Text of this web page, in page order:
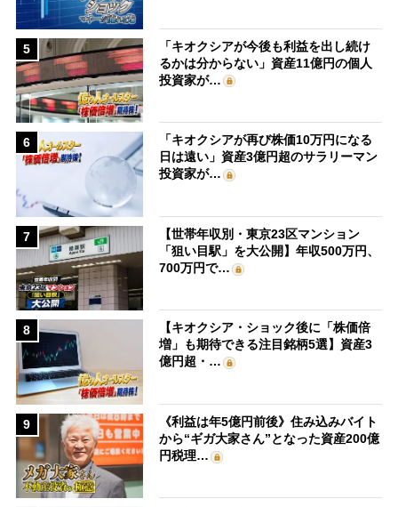
5
「キオクシアが今後も利益を出し続け
るかは分からない」資産11億円の個人
投資家が…
6
「キオクシアが再び株価10万円になる
日は遠い」資産3億円超のサラリーマン
投資家が…
7
【世帯年収別・東京23区マンション
「狙い目駅」を大公開】年収500万円、
700万円で…
8
【キオクシア・ショック後に「株価倍
増」も期待できる注目銘柄5選】資産3
億円超・…
9
《利益は年5億円前後》住み込みバイト
から“ギガ大家さん”となった資産200億
円税理…